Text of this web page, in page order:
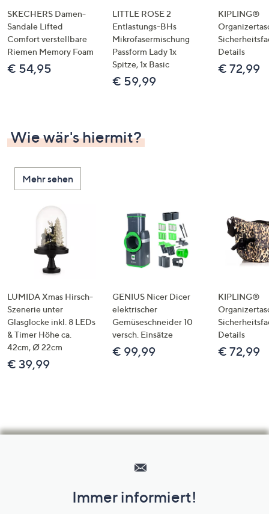
SKECHERS Damen-
Sandale Lifted
Comfort verstellbare
Riemen Memory Foam
€ 54,95
LITTLE ROSE 2
Entlastungs-BHs
Mikrofasermischung
Passform Lady 1x
Spitze, 1x Basic
€ 59,99
KIPLING®
Details
€ 72,99
Wie wär's hiermit?
Mehr sehen
LUMIDA Xmas Hirsch-
Szenerie unter
Glasglocke inkl. 8 LEDs
& Timer Höhe ca.
42cm, Ø 22cm
€ 39,99
GENIUS Nicer Dicer
elektrischer
Gemüseschneider 10
versch. Einsätze
€ 99,99
KIPLING®
Details
€ 72,99
Unternehmensinformationen
Immer informiert!